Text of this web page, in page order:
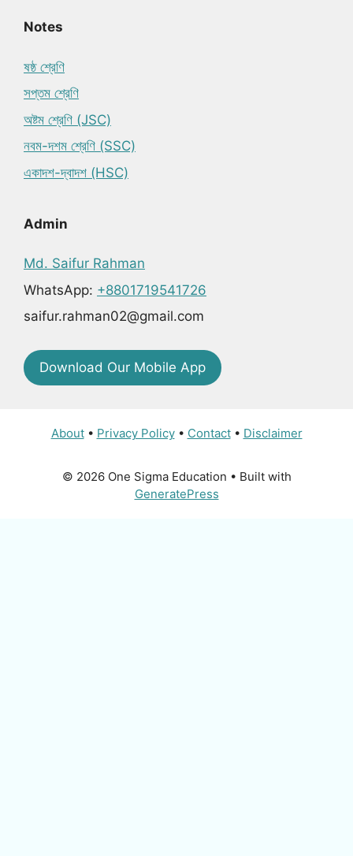
Notes
ষষ্ঠ শ্রেণি
সপ্তম শ্রেণি
অষ্টম শ্রেণি (JSC)
নবম-দশম শ্রেণি (SSC)
একাদশ-দ্বাদশ (HSC)
Admin
Md. Saifur Rahman
WhatsApp: +8801719541726
saifur.rahman02@gmail.com
Download Our Mobile App
About• Privacy Policy• Contact• Disclaimer
© 2026 One Sigma Education • Built with
GeneratePress